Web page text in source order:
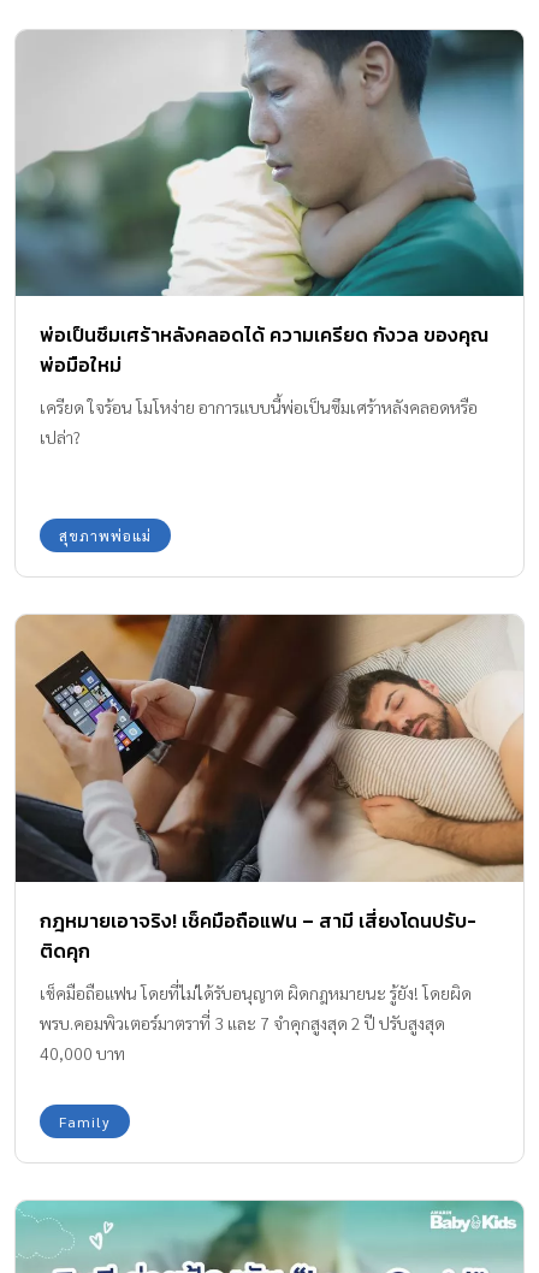
พ่อเป็นซึมเศร้าหลังคลอดได้ ความเครียด กังวล ของคุณ
พ่อมือใหม่
เครียด ใจร้อน โมโหง่าย อาการแบบนี้พ่อเป็นซึมเศร้าหลังคลอดหรือ
เปล่า?
สุขภาพพ่อแม่
กฎหมายเอาจริง! เช็คมือถือแฟน – สามี เสี่ยงโดนปรับ-
ติดคุก
เช็คมือถือแฟน โดยที่ไม่ได้รับอนุญาต ผิดกฎหมายนะ รู้ยัง! โดยผิด
พรบ.คอมพิวเตอร์มาตราที่ 3 และ 7 จำคุกสูงสุด 2 ปี ปรับสูงสุด
40,000 บาท
Family